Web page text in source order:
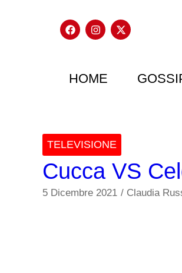
HOME
TELEVISIONE
Cucca VS
5 Dicembre 2021 / Claudia